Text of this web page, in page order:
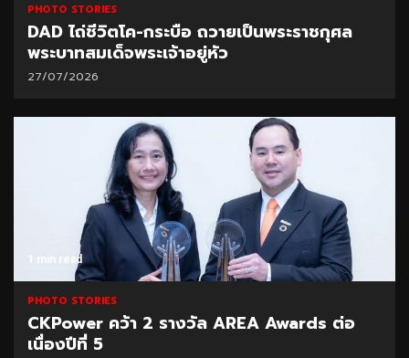
PHOTO STORIES
DAD ไถ่ชีวิตโค-กระบือ ถวายเป็นพระราชกุศล
พระบาทสมเด็จพระเจ้าอยู่หัว
27/07/2026
1 min read
PHOTO STORIES
CKPower คว้า 2 รางวัล AREA Awards ต่อ
เนื่องปีที่ 5